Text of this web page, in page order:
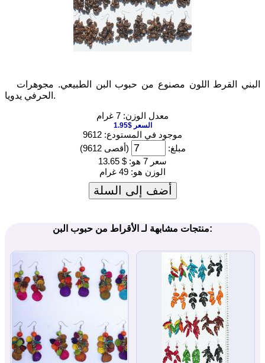
البني القرط اللون مصنوع من حبوب البن الطبيعي. مجوهرات
الحرفي يدويا.
معدل الوزن: 7 غرام
السعر $1.95
موجود في المستودع: 9612
مبلغ:
(أقصى 9612)
سعر 7 هو:
$ 13.65
الوزن هو: 49 غرام
أضف إلى السلة
منتجات مشابهة لـ الأقراط من حبوب البن: